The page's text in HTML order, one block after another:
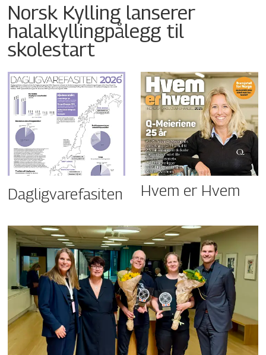
Norsk Kylling lanserer
halalkyllingpålegg til
skolestart
Dagligvarefasiten Hvem er Hvem